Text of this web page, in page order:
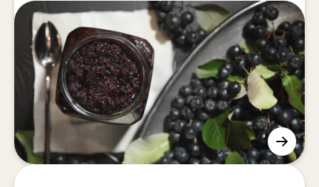
zbalansowanym, wytrawno-słodkim
bukietem. Ten tradycyjny przetwór idealnie
wzbogaci twoją domową spiżarnię na
chłodne, zimowe dni. Poznanie prostych
patentów na pozbycie się goryczki sprawi,
że pokochasz ten specjał na nowo.